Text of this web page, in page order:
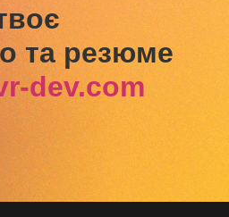
та резюме
dev.com